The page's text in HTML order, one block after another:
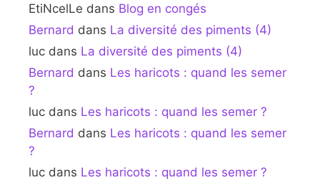
EtiNcelLe dans Blog en congés
Bernard dans La diversité des piments (4)
luc dans La diversité des piments (4)
Bernard dans Les haricots : quand les semer
?
luc dans Les haricots : quand les semer ?
Bernard dans Les haricots : quand les semer
?
luc dans Les haricots : quand les semer ?